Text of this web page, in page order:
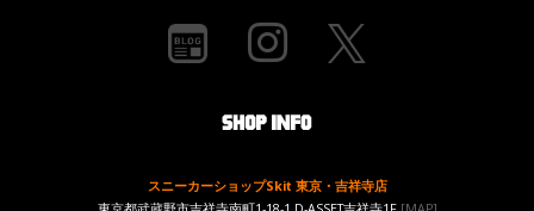
スニーカーショップSkit 東京・吉祥寺店